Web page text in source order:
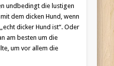
undbedingt die lustigen
dem dicken Hund, wenn
dicker Hund ist“. Oder
am besten um die
um vor allem die